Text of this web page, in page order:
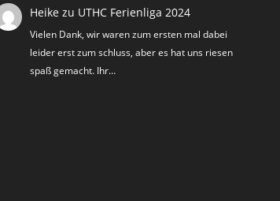
Heike zu UTHC Ferienliga 2024
Vielen Dank, wir waren zum ersten mal dabei
leider erst zum schluss, aber es hat uns riesen
spaß gemacht. Ihr…